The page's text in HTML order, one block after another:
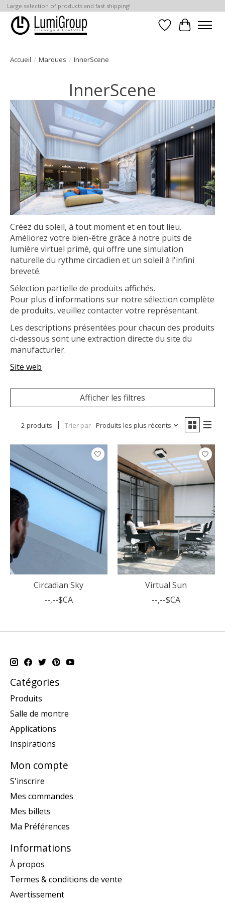
Large selection of products and fast shipping!
Liste dePanier
Accueil / Marques / InnerScene
InnerScene
Créez du soleil, à tout moment et en tout lieu.
Améliorez votre bien-être grâce à notre puits de
lumière virtuel primé, qui offre une simulation
naturelle du rythme circadien et un soleil à l'infini
breveté.
Sélection partielle de produits affichés.
Pour plus d'informations sur notre sélection complète
de produits, veuillez contacter votre représentant.
Les descriptions présentées pour chacun des produits
ci-dessous sont une extraction directe du site du
manufacturier.
Site web
Afficher les filtres
2 produits Trier par Produits les plus récents
Circadian Sky
--,--$CA
Virtual Sun
--,--$CA
Catégories
Produits
Salle de montre
Applications
Inspirations
Mon compte
S'inscrire
Mes commandes
Mes billets
Ma Préférences
Informations
À propos
Termes & conditions de vente
Avertissement